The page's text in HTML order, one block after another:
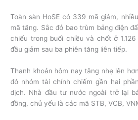
Toàn sàn HoSE có 339 mã giảm,
mã tăng. Sắc đỏ bao trùm bảng điện
chiếu trong buổi chiều và chốt ở
đầu giảm sau ba phiên tăng liên tiếp.
Thanh khoản hôm nay tăng nhẹ lên
đó nhóm tài chính chiếm gần hai
dịch. Nhà đầu tư nước ngoài trở lại
đồng, chủ yếu là các mã STB, VCB,